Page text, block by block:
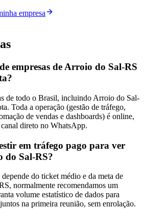
empresa
empresas de Arroio do Sal-RS
de todo o Brasil, incluindo Arroio do Sal-
Toda a operação (gestão de tráfego,
de vendas e dashboards) é online,
direto no WhatsApp.
em tráfego pago para ver
do Sal-RS?
do ticket médio e da meta de
normalmente recomendamos um
volume estatístico de dados para
na primeira reunião, sem enrolação.